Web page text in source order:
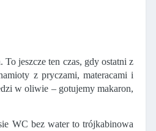
jeszcze ten czas, gdy ostatni z
z pryczami, materacami i
w oliwie – gotujemy makaron,
WC bez water to trójkabinowa